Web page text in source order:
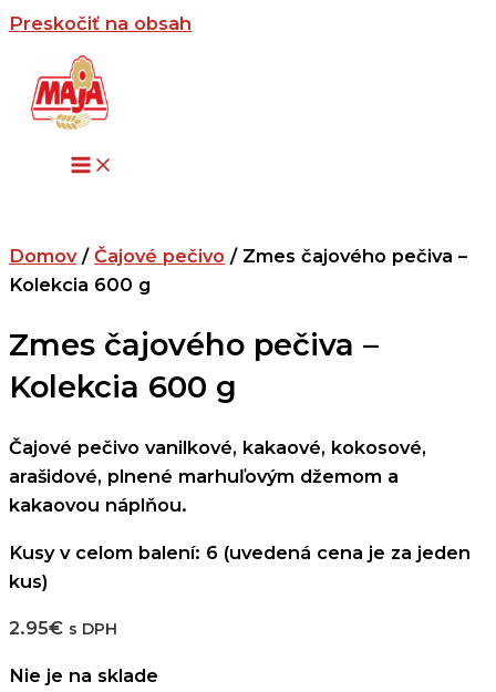
Preskočiť na obsah
Domov/ Čajové pečivo / Zmes čajového pečiva –
Kolekcia 600 g
Zmes čajového pečiva –
Kolekcia 600 g
Čajové pečivo vanilkové, kakaové, kokosové,
arašidové, plnené marhuľovým džemom a
kakaovou náplňou.
Kusy v celom balení: 6 (uvedená cena je za jeden
kus)
2.95€ s DPH
Nie je na sklade